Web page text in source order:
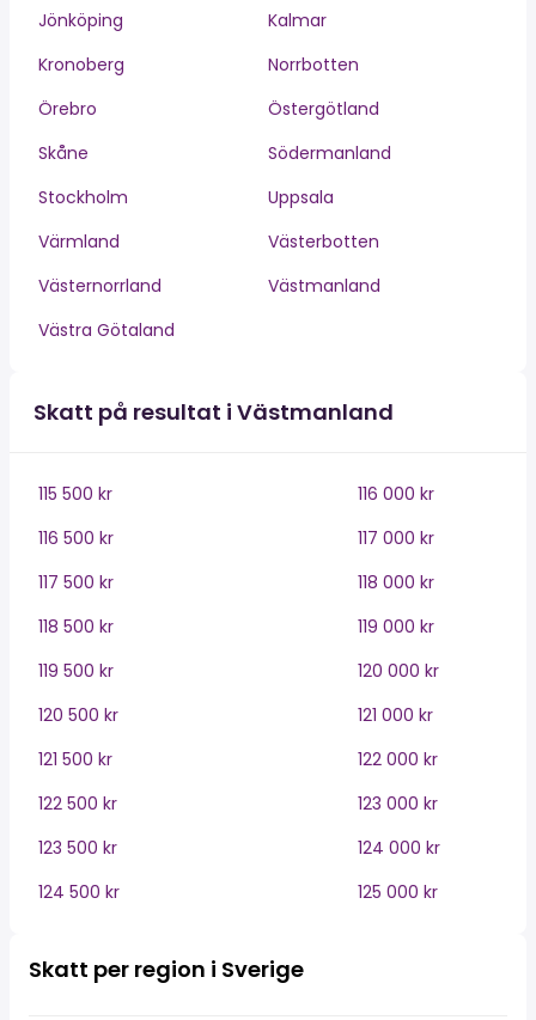
Jönköping
Kalmar
Kronoberg
Norrbotten
Örebro
Östergötland
Skåne
Södermanland
Stockholm
Uppsala
Värmland
Västerbotten
Västernorrland
Västmanland
Västra Götaland
Skatt på resultat i Västmanland
115 500 kr
116 000 kr
116 500 kr
117 000 kr
117 500 kr
118 000 kr
118 500 kr
119 000 kr
119 500 kr
120 000 kr
120 500 kr
121 000 kr
121 500 kr
122 000 kr
122 500 kr
123 000 kr
123 500 kr
124 000 kr
124 500 kr
125 000 kr
Skatt per region i Sverige